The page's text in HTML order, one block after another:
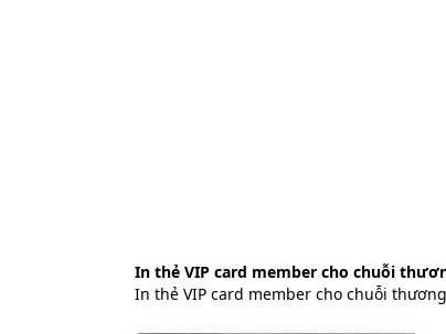
In thẻ VIP card member cho chuỗi
In thẻ VIP card member cho chuỗi